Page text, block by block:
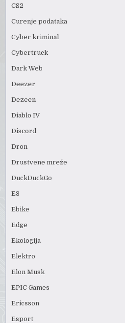
CS2
Curenje podataka
Cyber kriminal
Cybertruck
Dark Web
Deezer
Dezeen
Diablo IV
Discord
Dron
Drustvene mreže
DuckDuckGo
E3
Ebike
Edge
Ekologija
Elektro
Elon Musk
EPIC Games
Ericsson
Esport